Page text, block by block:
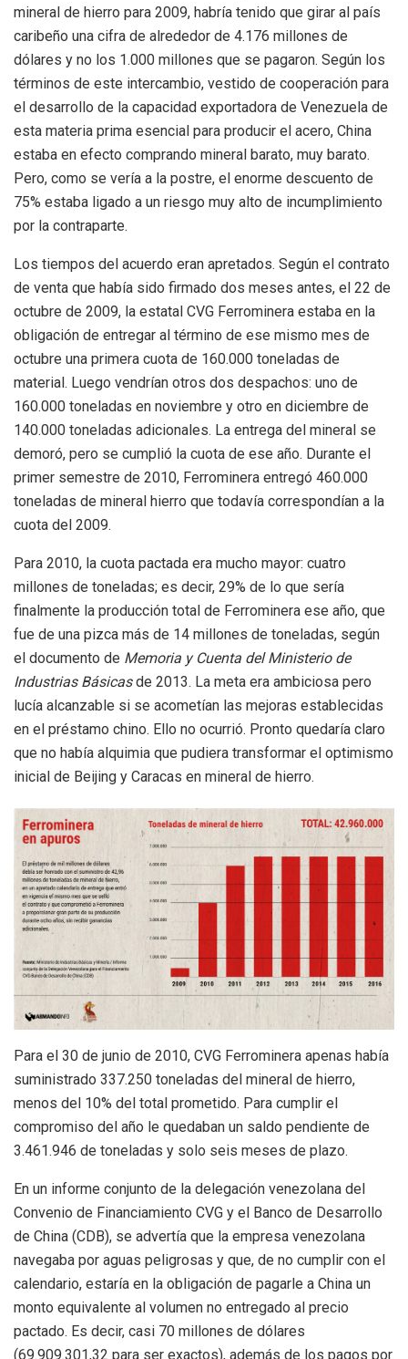
mineral de hierro para 2009, habría tenido que girar al país
caribeño una cifra de alrededor de 4.176 millones de
dólares y no los 1.000 millones que se pagaron. Según los
términos de este intercambio, vestido de cooperación para
el desarrollo de la capacidad exportadora de Venezuela de
esta materia prima esencial para producir el acero, China
estaba en efecto comprando mineral barato, muy barato.
Pero, como se vería a la postre, el enorme descuento de
75% estaba ligado a un riesgo muy alto de incumplimiento
por la contraparte.
Los tiempos del acuerdo eran apretados. Según el contrato
de venta que había sido firmado dos meses antes, el 22 de
octubre de 2009, la estatal CVG Ferrominera estaba en la
obligación de entregar al término de ese mismo mes de
octubre una primera cuota de 160.000 toneladas de
material. Luego vendrían otros dos despachos: uno de
160.000 toneladas en noviembre y otro en diciembre de
140.000 toneladas adicionales. La entrega del mineral se
demoró, pero se cumplió la cuota de ese año. Durante el
primer semestre de 2010, Ferrominera entregó 460.000
toneladas de mineral hierro que todavía correspondían a la
cuota del 2009.
Para 2010, la cuota pactada era mucho mayor: cuatro
millones de toneladas; es decir, 29% de lo que sería
finalmente la producción total de Ferrominera ese año, que
fue de una pizca más de 14 millones de toneladas, según
el documento de Memoria y Cuenta del Ministerio de
Industrias Básicasde 2013. La meta era ambiciosa pero
lucía alcanzable si se acometían las mejoras establecidas
en el préstamo chino. Ello no ocurrió. Pronto quedaría claro
que no había alquimia que pudiera transformar el optimismo
inicial de Beijing y Caracas en mineral de hierro.
Para el 30 de junio de 2010, CVG Ferrominera apenas había
suministrado 337.250 toneladas del mineral de hierro,
menos del 10% del total prometido. Para cumplir el
compromiso del año le quedaban un saldo pendiente de
3.461.946 de toneladas y solo seis meses de plazo.
En un informe conjunto de la delegación venezolana del
Convenio de Financiamiento CVG y el Banco de Desarrollo
de China (CDB), se advertía que la empresa venezolana
navegaba por aguas peligrosas y que, de no cumplir con el
calendario, estaría en la obligación de pagarle a China un
monto equivalente al volumen no entregado al precio
pactado. Es decir, casi 70 millones de dólares
(69.909.301,32 para ser exactos), además de los pagos por